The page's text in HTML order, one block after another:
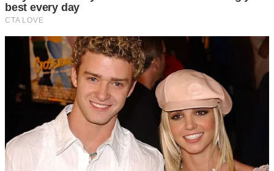
เวลาที่ลานจอดรถมีรถจอดเป็นจำนวนมาก หลายครั้งที่เรา
จำเป็นต้องจอดซ้อนคัน ส่วนใหญ่เราก็จะใส่เกียร์ว่างไว้ เพื่อให้ผู้
ที่จอดรถไว้ด้านในสามารถเข็นรถเราเพื่อเป็นทางออกของรถ
เขาได้ แต่ก็มีรถอยู่หลายยี่ห้อ ที่เราไม่สามารถใส่เกียร์ว่าง (เกียร์
N) ได้ เนื่องจากจะทำให้ดึงกุญแจไม่ออก จำเป็นต้องเข้าเกียร์ทิ้ง
ไว้ที่เกียร์ P ถึงจะดึงออกได้ ซึ่งเกียร์ P นี้ จะทำให้ล้อต า ย เข็นไป
ไหนไม่ได้ วิธีการแก้นั้นมีและทำได้ไม่ย า ก
เพียงเรารู้จักปุ่ม Shift Lock ข้างคันเกียร์ การใช้งานเพียงแค่เรา